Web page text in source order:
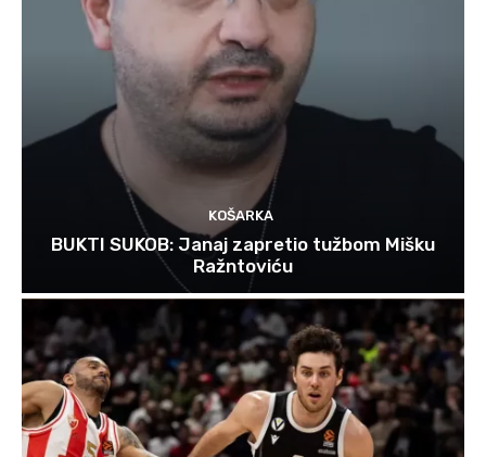
KOŠARKA
BUKTI SUKOB: Janaj zapretio tužbom Mišku
Ražntoviću